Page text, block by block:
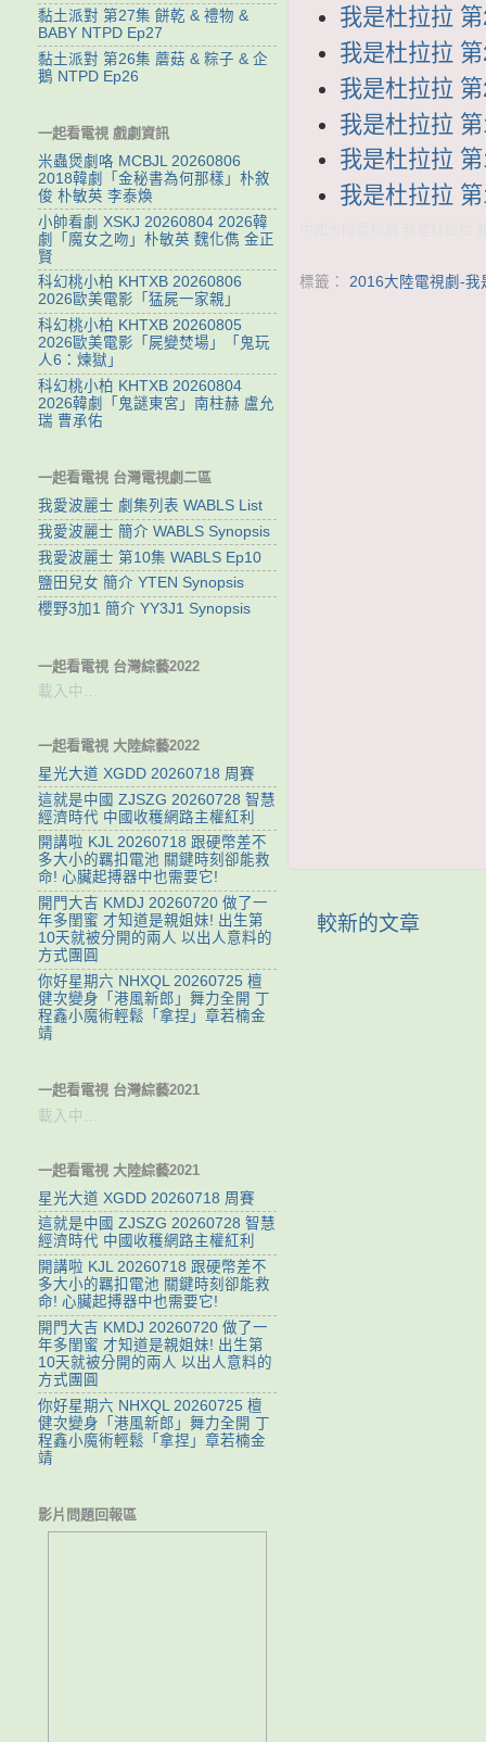
我是杜拉拉
我是杜拉拉
我是杜拉拉
我是杜拉拉
我是杜拉拉
我是杜拉拉
標籤： 2016大陸電視劇-我
較新的文章
黏土派對 第27集 餅乾 & 禮物 &
BABY NTPD Ep27
黏土派對 第26集 蘑菇 & 粽子 & 企
鵝 NTPD Ep26
一起看電視 戲劇資訊
米蟲煲劇咯 MCBJL 20260806
2018韓劇「金秘書為何那樣」朴敘
俊 朴敏英 李泰煥
小帥看劇 XSKJ 20260804 2026韓
劇「魔女之吻」朴敏英 魏化儁 金正
賢
科幻桃小柏 KHTXB 20260806
2026歐美電影「猛屍一家親」
科幻桃小柏 KHTXB 20260805
2026歐美電影「屍變焚場」「鬼玩
人6：煉獄」
科幻桃小柏 KHTXB 20260804
2026韓劇「鬼謎東宮」南柱赫 盧允
瑞 曹承佑
一起看電視 台灣電視劇二區
我愛波麗士 劇集列表 WABLS List
我愛波麗士 簡介 WABLS Synopsis
我愛波麗士 第10集 WABLS Ep10
鹽田兒女 簡介 YTEN Synopsis
櫻野3加1 簡介 YY3J1 Synopsis
一起看電視 台灣綜藝2022
載入中…
一起看電視 大陸綜藝2022
星光大道 XGDD 20260718 周賽
這就是中國 ZJSZG 20260728 智慧
經濟時代 中國收穫網路主權紅利
開講啦 KJL 20260718 跟硬幣差不
多大小的羈扣電池 關鍵時刻卻能救
命! 心臟起搏器中也需要它!
開門大吉 KMDJ 20260720 做了一
年多閨蜜 才知道是親姐妹! 出生第
10天就被分開的兩人 以出人意料的
方式團圓
你好星期六 NHXQL 20260725 檀
健次變身「港風新郎」舞力全開 丁
程鑫小魔術輕鬆「拿捏」章若楠金
靖
一起看電視 台灣綜藝2021
載入中…
一起看電視 大陸綜藝2021
星光大道 XGDD 20260718 周賽
這就是中國 ZJSZG 20260728 智慧
經濟時代 中國收穫網路主權紅利
開講啦 KJL 20260718 跟硬幣差不
多大小的羈扣電池 關鍵時刻卻能救
命! 心臟起搏器中也需要它!
開門大吉 KMDJ 20260720 做了一
年多閨蜜 才知道是親姐妹! 出生第
10天就被分開的兩人 以出人意料的
方式團圓
你好星期六 NHXQL 20260725 檀
健次變身「港風新郎」舞力全開 丁
程鑫小魔術輕鬆「拿捏」章若楠金
靖
影片問題回報區